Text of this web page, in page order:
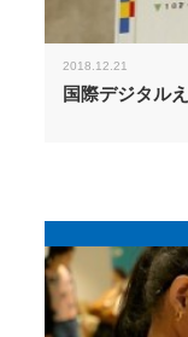
2018.12.21
国際デジタル